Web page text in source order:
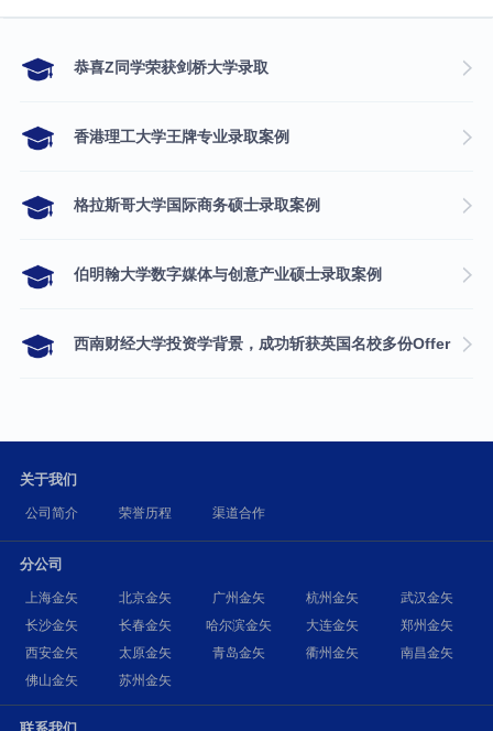
​恭喜Z同学荣获剑桥大学录取
香港理工大学王牌专业录取案例
格拉斯哥大学国际商务硕士录取案例
伯明翰大学数字媒体与创意产业硕士录取案例
西南财经大学投资学背景，成功斩获英国名校多份Offer
关于我们
公司简介 荣誉历程 渠道合作
分公司
上海金矢 北京金矢 广州金矢 杭州金矢
武汉金矢
长沙金矢
长春金矢 哈尔滨金矢 大连金矢
郑州金矢
西安金矢
太原金矢 青岛金矢 衢州金矢
南昌金矢
佛山金矢
苏州金矢